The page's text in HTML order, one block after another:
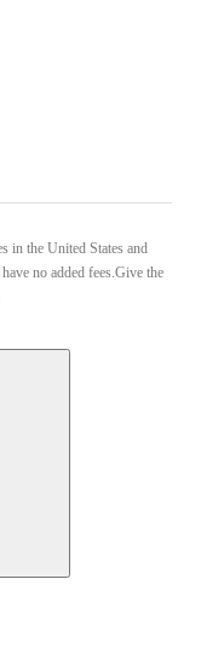
in the United States and
no added fees.Give the